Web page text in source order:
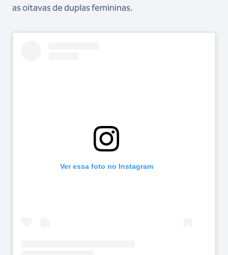
as oitavas de duplas femininas.
Ver essa foto no Instagram